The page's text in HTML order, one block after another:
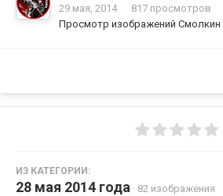
29 мая, 2014
817 просмотров
Просмотр изображений Смолкин
ИЗ КАТЕГОРИИ:
28 мая 2014 года · 82 изображения